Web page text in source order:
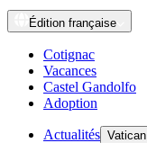
Édition française
Cotignac
Vacances
Castel Gandolfo
Adoption
Actualités Vatican